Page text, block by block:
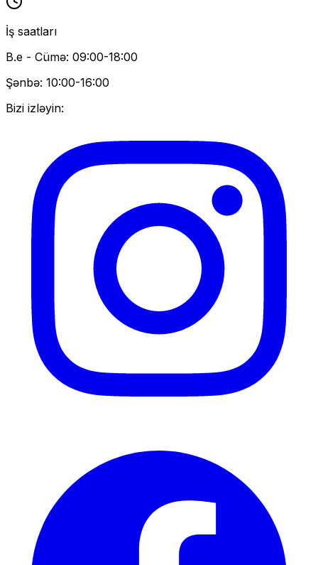
İş saatları
B.e - Cümə: 09:00-18:00
Şənbə: 10:00-16:00
Bizi izləyin: